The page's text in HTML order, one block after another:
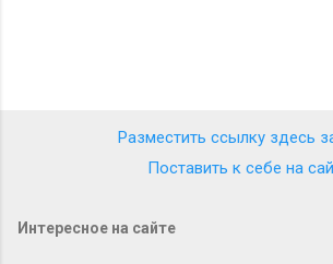
Разместить ссылку здесь
Поставить к себе на
Интересное на сайте